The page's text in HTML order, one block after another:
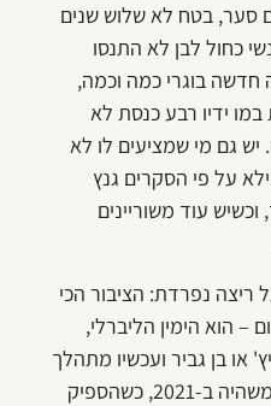
סער, בטח לא שלוש שנים
כחול לבן לא התנסו
חדשה בוגרי כמה וכמה,
במו ידיו רבע כנסת לא
גם מי שמציעים לו לא
על פי הסקרים גנץ
עוד משוריינים
ריצה נפרדת: הציבור הכי
– הוא הימין הליברלי,
או בן גביר ועכשיו מתהלך
חסר בית. הוא גדול יותר היום משהיה ב-2021, כשהספיק